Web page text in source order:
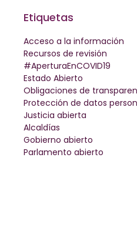
Etiquetas
Acceso a la información
Recursos de revisión
#AperturaEnCOVID19
Estado Abierto
Obligaciones de
Protección de datos
Justicia abierta
Alcaldías
Gobierno abierto
Parlamento abierto